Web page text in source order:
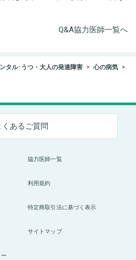
Q&A協力医師一覧へ
タル･うつ・大人の発達障害 心の病気
くあるご質問
協力医師一覧
利用規約
特定商取引法に基づく表示
サイトマップ